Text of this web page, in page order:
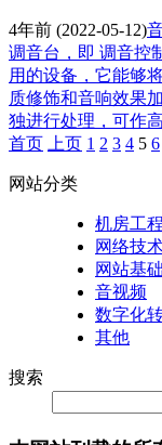
4年前 (2022-05-12)
调音台，即 调音控
用的设备，它能够
质修饰和音响效果
独进行处理，可作
首页
上页 1 2 3 4 5 6
网站分类
机房工程
网络技
网站基础
音视频
数字化
其他
搜索